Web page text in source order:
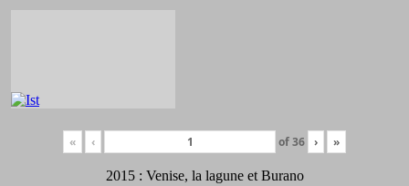
« ‹ of36 › »
2015 : Venise, la lagune et Burano